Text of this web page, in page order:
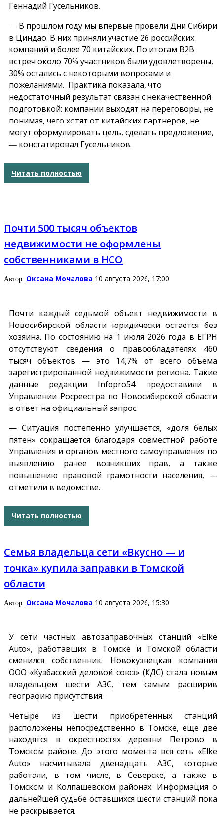
Геннадий Гусельников.
― В прошлом году мы впервые провели Дни Сибири
в Циндао. В них приняли участие 26 российских
компаний и более 70 китайских. По итогам B2B
встреч около 70% участников были удовлетворены,
30% остались с некоторыми вопросами и
пожеланиями. Практика показала, что
недостаточный результат связан с некачественной
подготовкой: компании выходят на переговоры, не
понимая, чего хотят от китайских партнеров, не
могут сформулировать цель, сделать предложение,
― констатировал Гусельников.
Читать полностью
Почти 500 тысяч объектов
недвижимости не оформлены
собственниками в НСО
Автор: Оксана Мочалова 10 августа 2026, 17:00
Почти каждый седьмой объект недвижимости в
Новосибирской области юридически остается без
хозяина. По состоянию на 1 июля 2026 года в ЕГРН
отсутствуют сведения о правообладателях 460
тысяч объектов — это 14,7% от всего объема
зарегистрированной недвижимости региона. Такие
данные редакции Infopro54предоставили в
Управлении Росреестра по Новосибирской области
в ответ на официальный запрос.
— Ситуация постепенно улучшается, «доля белых
пятен» сокращается благодаря совместной работе
Управления и органов местного самоуправления по
выявлению ранее возникших прав, а также
повышению правовой грамотности населения, —
отметили в ведомстве.
Читать полностью
Семья владельца сети «Вкусно — и
точка» купила заправки в Томской
области
Автор: Оксана Мочалова 10 августа 2026, 15:30
У сети частных автозаправочных станций «Elke
Auto», работавших в Томске и Томской области
сменился собственник. Новокузнецкая компания
ООО «Кузбасский деловой союз» (КДС) стала новым
владельцем шести АЗС, тем самым расширив
географию присутствия.
Четыре из шести приобретенных станций
расположены непосредственно в Томске, еще две
находятся в окрестностях деревни Петрово в
Томском районе. До этого момента вся сеть «Elke
Auto» насчитывала двенадцать АЗС, которые
работали, в том числе, в Северске, а также в
Томском и Колпашевском районах. Информация о
дальнейшей судьбе оставшихся шести станций пока
не раскрывается.